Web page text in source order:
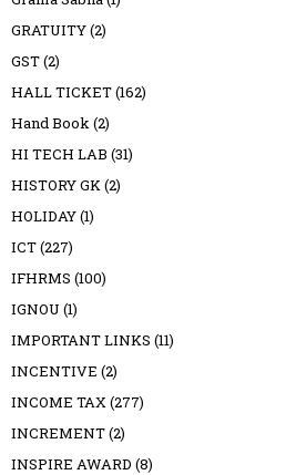
GRATUITY(2)
GST(2)
HALL TICKET(162)
Hand Book(2)
HI TECH LAB (31)
HISTORY GK(2)
HOLIDAY(1)
ICT(227)
IFHRMS (100)
IGNOU (1)
IMPORTANT LINKS (11)
INCENTIVE (2)
INCOME TAX(277)
INCREMENT(2)
INSPIRE AWARD (8)